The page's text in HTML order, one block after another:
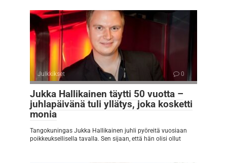
Julkkikset 0
Jukka Hallikainen täytti 50 vuotta –
juhlapäivänä tuli yllätys, joka kosketti
monia
Tangokuningas Jukka Hallikainen juhli pyöreitä vuosiaan
poikkeuksellisella tavalla. Sen sijaan, että hän olisi ollut